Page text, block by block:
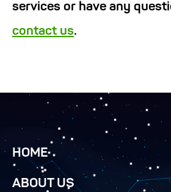
services or have any
contact us.
HOME
ABOUT US